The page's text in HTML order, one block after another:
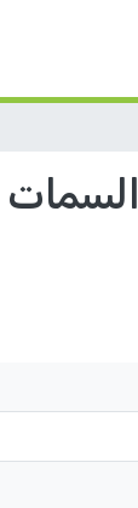
السمات